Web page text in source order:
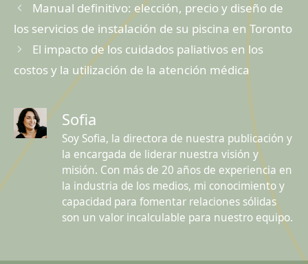
Manual definitivo: elección, precio y diseño de
los servicios de instalación de su piscina en Toronto
El impacto de los cuidados paliativos en los
costos y la utilización de la atención médica
Sofia
Soy Sofia, la directora de nuestra publicación y
la encargada de liderar nuestra visión y
misión. Con más de 20 años de experiencia en
la industria de los medios, mi conocimiento y
capacidad para fomentar relaciones sólidas
son un valor incalculable para nuestro equipo.